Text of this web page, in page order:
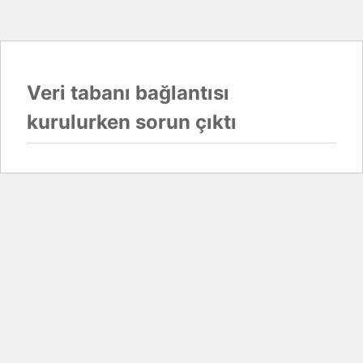
Veri tabanı bağlantısı
kurulurken sorun çıktı